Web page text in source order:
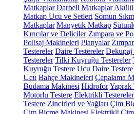
Matkaplar Darbeli Matkaplar
Matkap Ucu ve Setleri Somun
Matkaplar Manyetik Matkap
Kırıcılar ve Deliciler Zımpara ve
Polisaj Makineleri Planyalar
Testereler Daire Testereler Dekupaj
Testereler Tilki Kuyruğu Testereler
Kuyruğu Testere Ucu Daire Testere
Ucu Bahçe Makineleri Çapalama
Budama Makinesi HidroforYaprak
Motorlu Testere Elektrikli Testereler
Testere Zincirleri ve Yağları Çim
Çim Biçme Makinesi Elektrikli